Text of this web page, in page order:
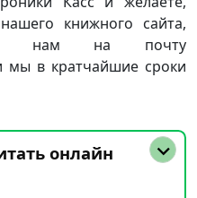
книжного сайта,
нам на почту
мы в кратчайшие сроки
онлайн